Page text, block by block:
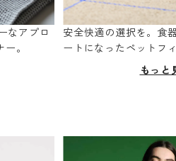
なアプロ
。
安全快適の選択を。食
ートになったペットフ
もっと